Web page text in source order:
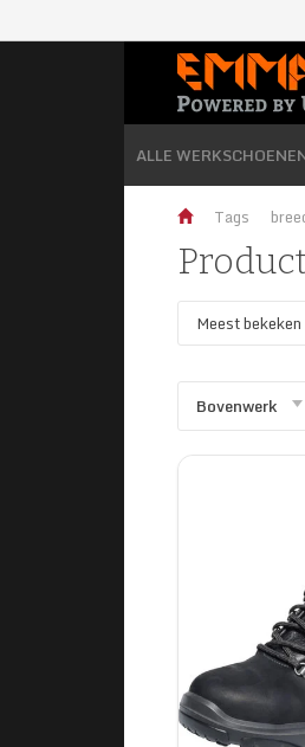
ALLE
Tags
Bovenwerk